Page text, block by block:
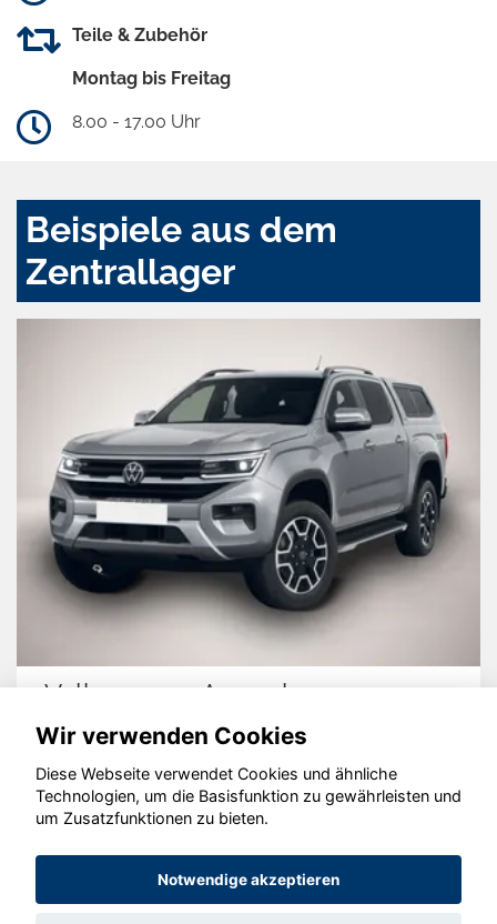
Teile & Zubehör
Montag bis Freitag
8.00 - 17.00 Uhr
Beispiele aus dem
Zentrallager
Volkswagen Amarok
© konjunkturmotor.de GmbH 2020 - 2026
Wir verwenden Cookies
Diese Webseite verwendet Cookies und ähnliche
Technologien, um die Basisfunktion zu gewährleisten und
um Zusatzfunktionen zu bieten.
Notwendige akzeptieren